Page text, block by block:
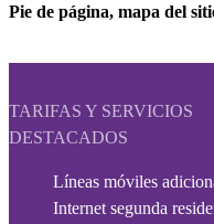
Pie de página, mapa del
TARIFAS Y SERVICIOS
DESTACADOS
Líneas móviles
Internet segunda